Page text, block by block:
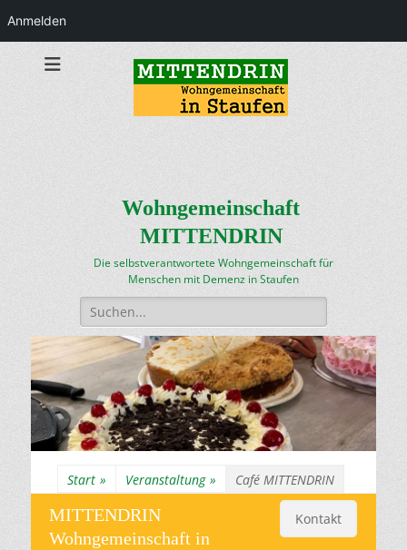
Anmelden
Wohngemeinschaft
MITTENDRIN
Die selbstverantwortete Wohngemeinschaft für
Menschen mit Demenz in Staufen
Suchen
nach:
Start » Veranstaltung » Café MITTENDRIN
MITTENDRIN
Wohngemeinschaft in
Kontakt